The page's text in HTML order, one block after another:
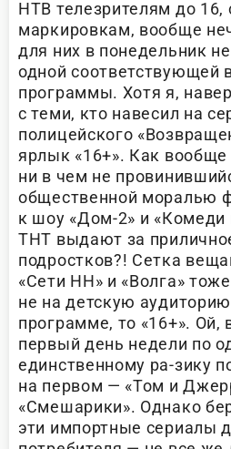
НТВ телезрителям до 16,
маркировкам, вообще
для них в понедельник
одной соответствующей
программы. Хотя я,
с теми, кто навесил на
полицейского
ярлык «16+». Как
ни в чем не
общественной моралью
к шоу «Дом-2» и «Комеди
ТНТ выдают за
подростков?! Сетка
«Сети НН» и «Волга»
не на детскую
программе, то «16+». Ой,
первый день недели по
единственному ра-зику
на первом — «Том и
«Смешарики». Однако
эти импортные сериалы